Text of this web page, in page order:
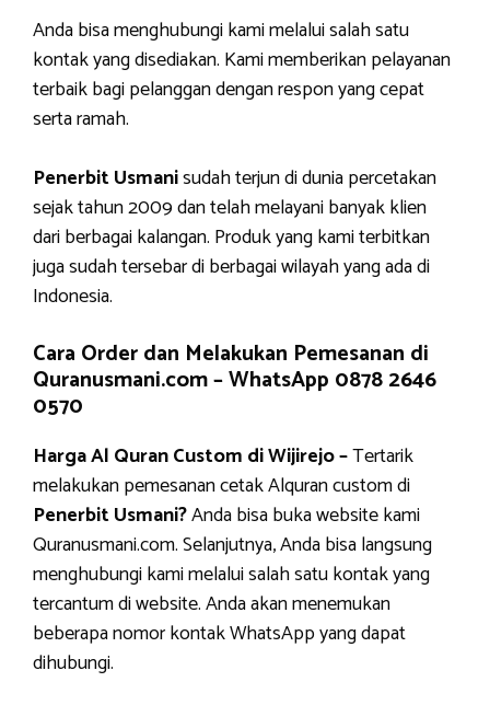
Anda bisa menghubungi kami melalui salah satu
kontak yang disediakan. Kami memberikan pelayanan
terbaik bagi pelanggan dengan respon yang cepat
serta ramah.
Penerbit Usmanisudah terjun di dunia percetakan
sejak tahun 2009 dan telah melayani banyak klien
dari berbagai kalangan. Produk yang kami terbitkan
juga sudah tersebar di berbagai wilayah yang ada di
Indonesia.
Cara Order dan Melakukan Pemesanan di
Quranusmani.com –WhatsApp 0878 2646
0570
Harga Al Quran Custom di Wijirejo –Tertarik
melakukan pemesanan cetak Alquran custom di
Penerbit Usmani?Anda bisa buka website kami
Quranusmani.com. Selanjutnya, Anda bisa langsung
menghubungi kami melalui salah satu kontak yang
tercantum di website. Anda akan menemukan
beberapa nomor kontak WhatsApp yang dapat
dihubungi.